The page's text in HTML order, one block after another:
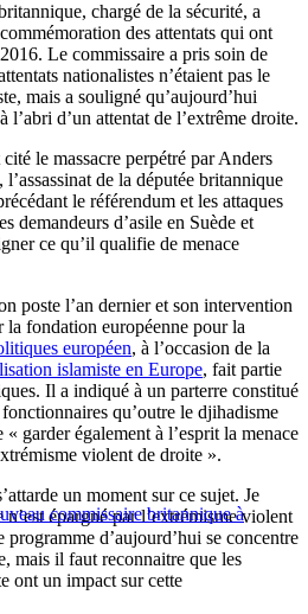
chargé de la sécurité, a
des attentats qui ont
Le commissaire a pris soin de
nationalistes n’étaient pas le
mais a souligné qu’aujourd’hui
l’abri d’un attentat de l’extrême droite.
le massacre perpétré par Anders
de la députée britannique
le référendum et les attaques
demandeurs d’asile en Suède et
ce qu’il qualifie de menace
poste l’an dernier et son intervention
la fondation européenne pour la
européen, à l’occasion de la
islamiste en Europe, fait partie
Il a indiqué à un parterre constitué
qu’outre le djihadisme
garder également à l’esprit la menace
violent de droite ».
commissaire britannique à
un moment sur ce sujet. Je
n’est épargné par l’extrémisme violent
d’aujourd’hui se concentre
mais il faut reconnaitre que les
ont un impact sur cette